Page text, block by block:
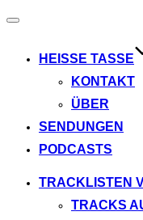
Navigation
HEISSE TASSE
KONTAKT
ÜBER
SENDUNGEN
PODCASTS
TRACKLISTEN
TRACKS